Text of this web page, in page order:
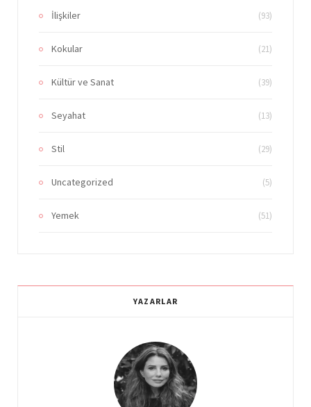
İlişkiler (93)
Kokular (21)
Kültür ve Sanat (39)
Seyahat (13)
Stil (29)
Uncategorized (5)
Yemek (51)
YAZARLAR